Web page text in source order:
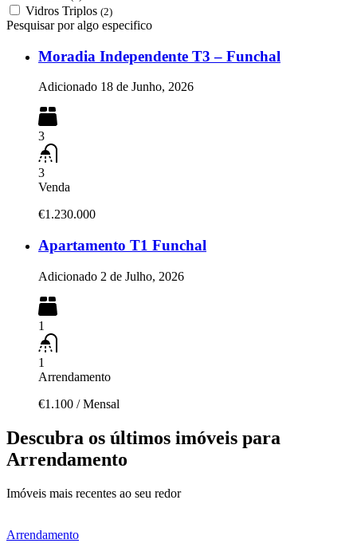
Vidros Triplos (2)
Pesquisar por algo especifico
Moradia Independente T3 – Funchal
Adicionado 18 de Junho, 2026
3
3
Venda
€1.230.000
Apartamento T1 Funchal
Adicionado 2 de Julho, 2026
1
1
Arrendamento
€1.100 / Mensal
Descubra os últimos imóveis para
Arrendamento
Imóveis mais recentes ao seu redor
Arrendamento